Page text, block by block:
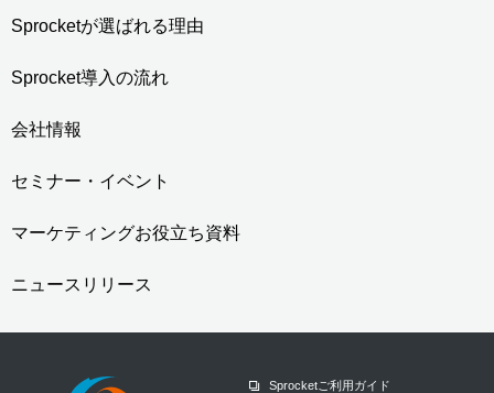
Sprocketが選ばれる理由
Sprocket導入の流れ
会社情報
セミナー・イベント
マーケティングお役立ち資料
ニュースリリース
Sprocketご利用ガイド